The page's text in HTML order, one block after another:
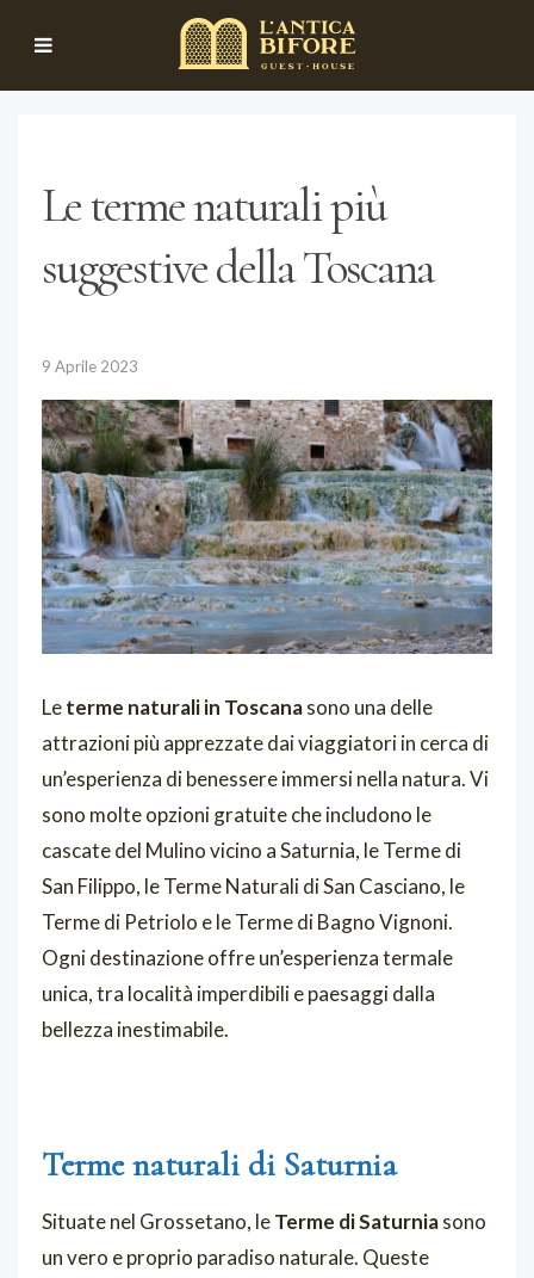
Le terme naturali più
suggestive della Toscana
9 Aprile 2023
Leterme naturali in Toscanasono una delle
attrazioni più apprezzate dai viaggiatori in cerca di
un’esperienza di benessere immersi nella natura. Vi
sono molte opzioni gratuite che includono le
cascate del Mulino vicino a Saturnia, le Terme di
San Filippo, le Terme Naturali di San Casciano, le
Terme di Petriolo e le Terme di Bagno Vignoni.
Ogni destinazione offre un’esperienza termale
unica, tra località imperdibili e paesaggi dalla
bellezza inestimabile.
Terme naturali di Saturnia
Situate nel Grossetano, leTerme di Saturniasono
un vero e proprio paradiso naturale. Queste